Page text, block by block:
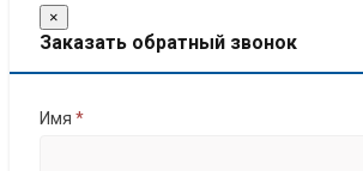
×
Заказать обратный звонок
Имя *